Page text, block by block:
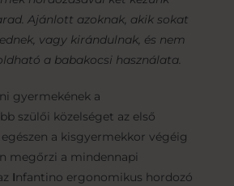
Ajánlott azoknak, akik sokat
vagy kirándulnak, és nem
a babakocsi használata.
gyermekének a
szülői közelséget az első
a kisgyermekkor végéig
megőrzi a mindennapi
Infantino ergonomikus hordozó